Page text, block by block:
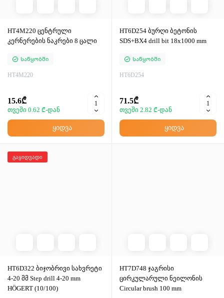
HT4M220 ცენტრული
კერნერების ნაკრები 8 ცალი
Საწყობში
HT4M220
15.6₾
თვეში 0.62 ₾-დან
ყიდვა
HT6D254 ბურღი ბეტონის
SDS+BX4 drill bit 18x1000 mm
Საწყობში
HT6D254
71.5₾
თვეში 2.82 ₾-დან
ყიდვა
გაყიდვადი
HT6D322 ბიჯობრივი სახვრეტი
4-20 მმ Step drill 4-20 mm
HÖGERT (10/100)
HT7D748 ჯაგრისი
ცირკულარული ნეილონის
Circular brush 100 mm